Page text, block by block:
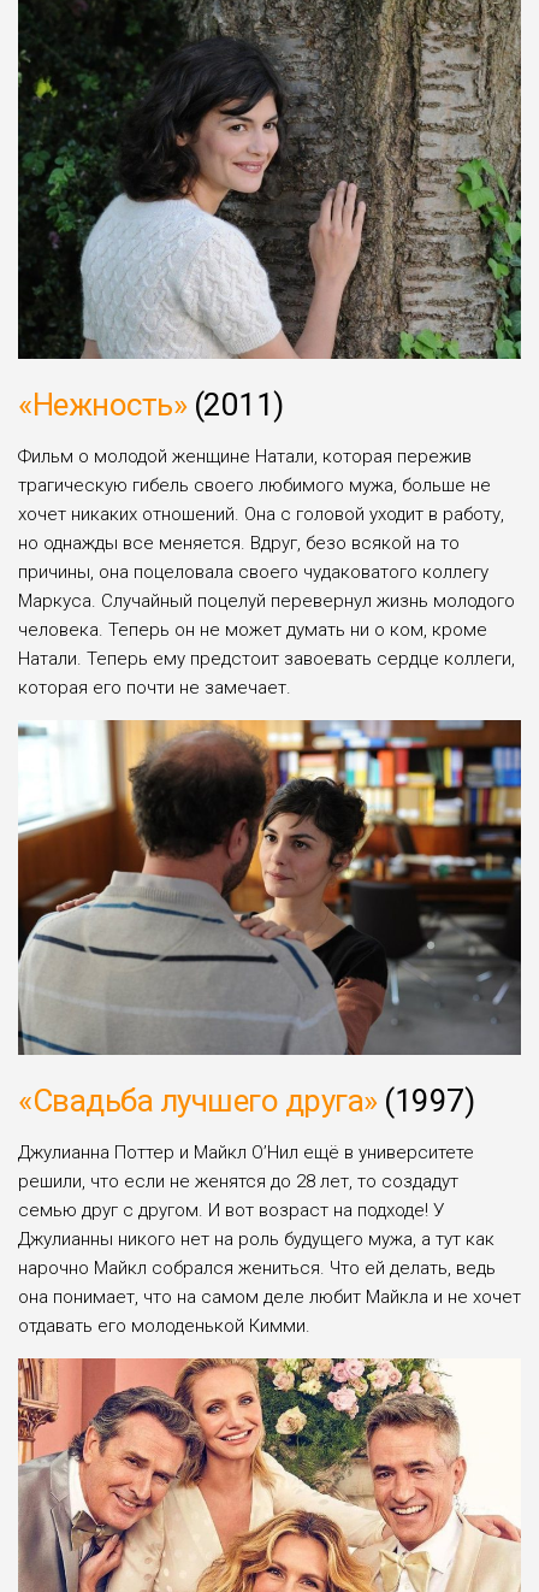
«Нежность»(2011)
Фильм о молодой женщине Натали, которая пережив
трагическую гибель своего любимого мужа, больше не
хочет никаких отношений. Она с головой уходит в работу,
но однажды все меняется. Вдруг, безо всякой на то
причины, она поцеловала своего чудаковатого коллегу
Маркуса. Случайный поцелуй перевернул жизнь молодого
человека. Теперь он не может думать ни о ком, кроме
Натали. Теперь ему предстоит завоевать сердце коллеги,
которая его почти не замечает.
«Свадьба лучшего друга»(1997)
Джулианна Поттер и Майкл О’Нил ещё в университете
решили, что если не женятся до 28 лет, то создадут
семью друг с другом. И вот возраст на подходе! У
Джулианны никого нет на роль будущего мужа, а тут как
нарочно Майкл собрался жениться. Что ей делать, ведь
она понимает, что на самом деле любит Майкла и не хочет
отдавать его молоденькой Кимми.